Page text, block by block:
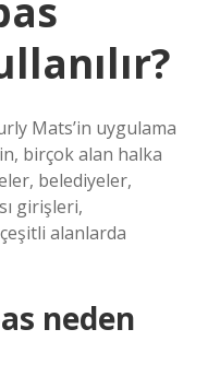
Mats’in uygulama
birçok alan halka
belediyeler,
girişleri,
alanlarda
neden